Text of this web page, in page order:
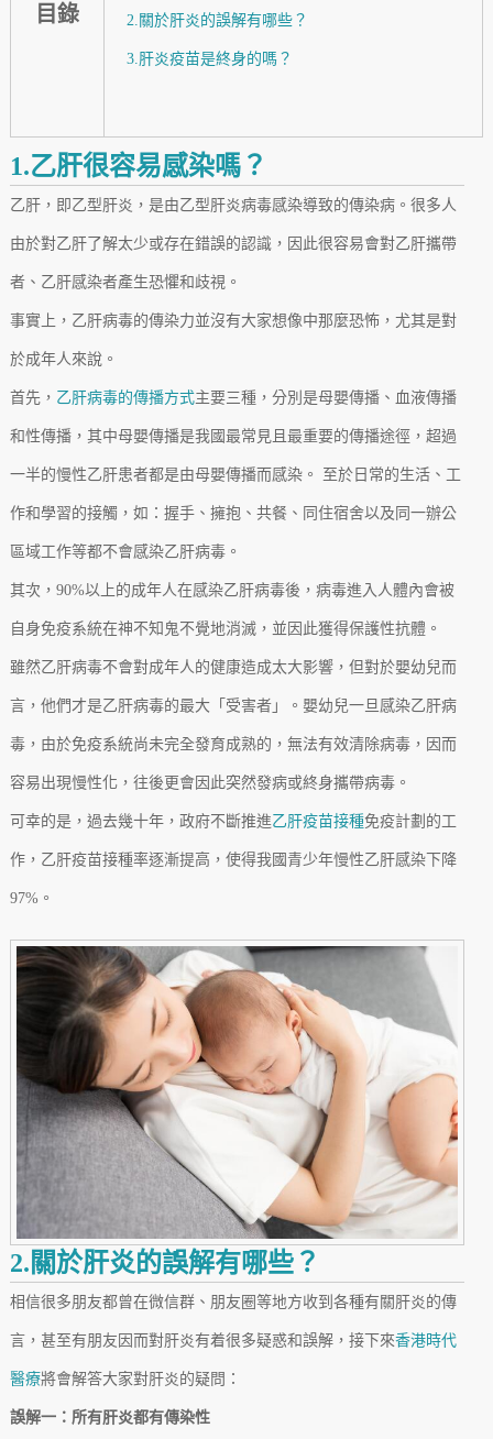
目錄 2.關於肝炎的誤解有哪些？
3.肝炎疫苗是終身的嗎？
1.乙肝很容易感染嗎？
乙肝，即乙型肝炎，是由乙型肝炎病毒感染導致的傳染病。很多人
由於對乙肝了解太少或存在錯誤的認識，因此很容易會對乙肝攜帶
者、乙肝感染者產生恐懼和歧視。
事實上，乙肝病毒的傳染力並沒有大家想像中那麼恐怖，尤其是對
於成年人來說。
首先， 乙肝病毒的傳播方式主要三種，分別是母嬰傳播、血液傳播
和性傳播，其中母嬰傳播是我國最常見且最重要的傳播途徑，超過
一半的慢性乙肝患者都是由母嬰傳播而感染。 至於日常的生活、工
作和學習的接觸，如：握手、擁抱、共餐、同住宿舍以及同一辦公
區域工作等都不會感染乙肝病毒。
其次，90%以上的成年人在感染乙肝病毒後，病毒進入人體內會被
自身免疫系統在神不知鬼不覺地消滅，並因此獲得保護性抗體。
雖然乙肝病毒不會對成年人的健康造成太大影響，但對於嬰幼兒而
言，他們才是乙肝病毒的最大「受害者」。嬰幼兒一旦感染乙肝病
毒，由於免疫系統尚未完全發育成熟的，無法有效清除病毒，因而
容易出現慢性化，往後更會因此突然發病或終身攜帶病毒。
可幸的是，過去幾十年，政府不斷推進乙肝疫苗接種免疫計劃的工
作，乙肝疫苗接種率逐漸提高，使得我國青少年慢性乙肝感染下降
97%。
2.關於肝炎的誤解有哪些？
相信很多朋友都曾在微信群、朋友圈等地方收到各種有關肝炎的傳
言，甚至有朋友因而對肝炎有着很多疑惑和誤解，接下來香港時代
醫療將會解答大家對肝炎的疑問：
誤解一：所有肝炎都有傳染性